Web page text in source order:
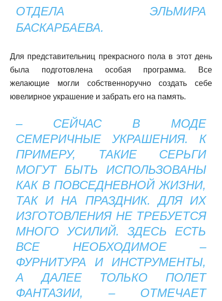
ОТДЕЛА ЭЛЬМИРА
БАСКАРБАЕВА.
Для представительниц прекрасного пола в этот день
была подготовлена особая программа. Все
желающие могли собственноручно создать себе
ювелирное украшение и забрать его на память.
– СЕЙЧАС В МОДЕ
СЕМЕРИЧНЫЕ УКРАШЕНИЯ. К
ПРИМЕРУ, ТАКИЕ СЕРЬГИ
МОГУТ БЫТЬ ИСПОЛЬЗОВАНЫ
КАК В ПОВСЕДНЕВНОЙ ЖИЗНИ,
ТАК И НА ПРАЗДНИК. ДЛЯ ИХ
ИЗГОТОВЛЕНИЯ НЕ ТРЕБУЕТСЯ
МНОГО УСИЛИЙ. ЗДЕСЬ ЕСТЬ
ВСЕ НЕОБХОДИМОЕ –
ФУРНИТУРА И ИНСТРУМЕНТЫ,
А ДАЛЕЕ ТОЛЬКО ПОЛЕТ
ФАНТАЗИИ, – ОТМЕЧАЕТ